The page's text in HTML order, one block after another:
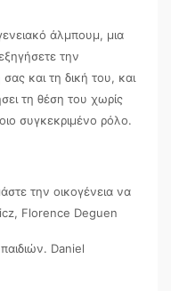
άλμπουμ, μια
την
σας και τη δική του, και
τη θέση του χωρίς
συγκεκριμένο ρόλο.
την οικογένεια να
Florence Deguen
Daniel